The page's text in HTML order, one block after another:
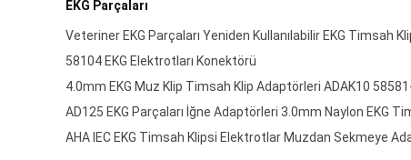
EKG Parçaları
Veteriner EKG Parçaları Yeniden Kullanılabilir EKG Timsah
58104 EKG Elektrotları Konektörü
4.0mm EKG Muz Klip Timsah Klip Adaptörleri ADAK10
AD125 EKG Parçaları İğne Adaptörleri 3.0mm Naylon EKG
AHA IEC EKG Timsah Klipsi Elektrotlar Muzdan Sekmeye